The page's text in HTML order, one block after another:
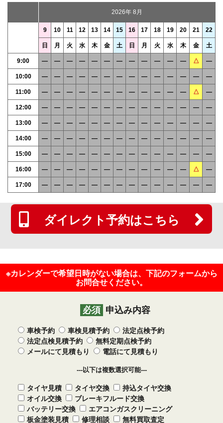
ダイレクト予約はこちら
※カレンダーで希望日時がない場合は、下記のフォームから
お問合せください。